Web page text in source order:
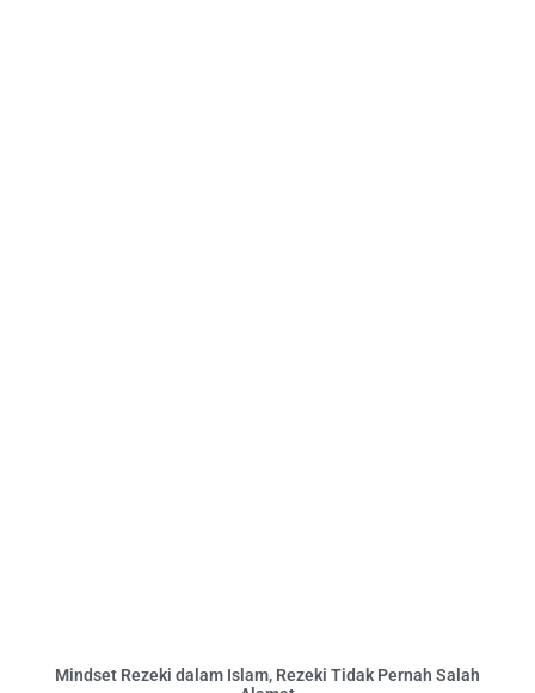
Mindset Rezeki dalam Islam, Rezeki Tidak Pernah Salah